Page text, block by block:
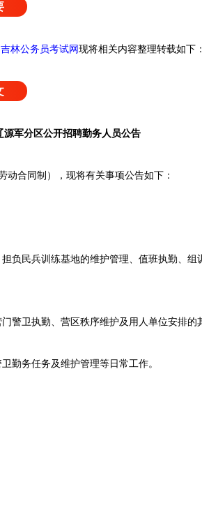
吉林公务员考试网现将相关内容整理转载如下：
源军分区公开招聘勤务人员公告
合同制），现将有关事项公告如下：
民兵训练基地的维护管理、值班执勤、组
卫执勤、营区秩序维护及用人单位安排的
务任务及维护管理等日常工作。